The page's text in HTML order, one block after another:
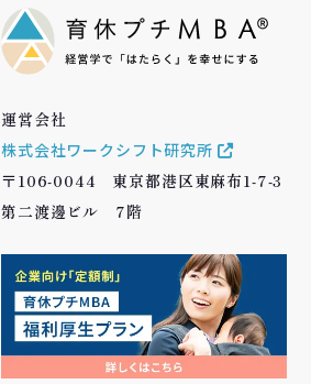
運営会社
株式会社ワークシフト研究所
〒106-0044 東京都港区東麻布1-7-3
第二渡邊ビル 7階